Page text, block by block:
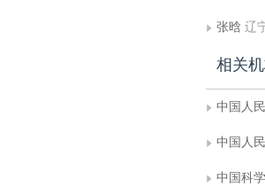
张晗 辽
相关
中国人民
中国人
中国科学